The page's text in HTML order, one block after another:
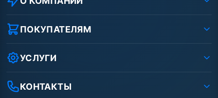
О компании
Реквизиты ООО «Шоп АВД»
Условия соглашения
Вакансии
Статьи
ПОКУПАТЕЛЯМ
Как заказать?
Оплата
Лизинг
УСЛУГИ
Ремонт АВД
Сертификаты
КОНТАКТЫ